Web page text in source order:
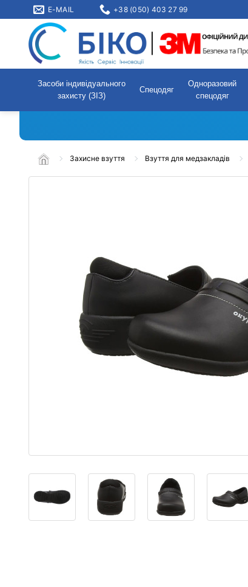
E-MAIL +38 (050) 403 27 99
Засоби індивідуального
захисту (ЗІЗ)
Спецодяг
Одноразовий
спецодяг
Захисне взуття Взуття для медзакладів